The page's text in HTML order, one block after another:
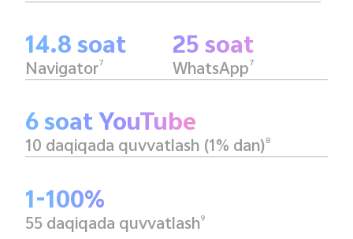
14.8 soat
Navigator7
25 soat
WhatsApp7
6 soat YouTube
10 daqiqada quvvatlash (1% dan)8
1-100%
55 daqiqada quvvatlash9